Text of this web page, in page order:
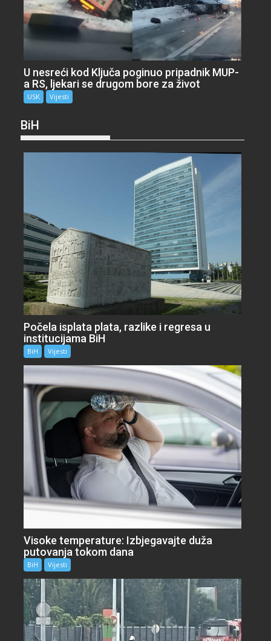
U nesreći kod Ključa poginuo pripadnik MUP-
a RS, ljekari se drugom bore za život
USK Vijesti
BiH
Počela isplata plata, razlike i regresa u
institucijama BiH
BiH Vijesti
Visoke temperature: Izbjegavajte duža
putovanja tokom dana
BiH Vijesti